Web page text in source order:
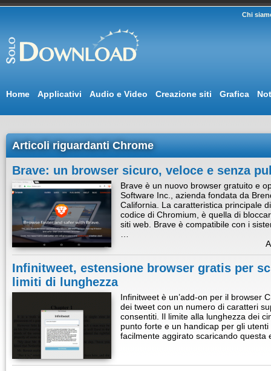
Chi
Home Applicativi Audio e Video Creazione siti Grafica
Articoli riguardanti Chrome
Brave: un browser sicuro, veloce e senza
Brave è un nuovo browser gratuito e
Software Inc., azienda fondata da
California. La caratteristica principale
codice di Chromium, è quella di
siti web. Brave è compatibile con i
Infinitweet, estensione browser gratis per
limiti di lunghezza
Infinitweet è un’add-on per il browser
dei tweet con un numero di caratteri
consentiti. Il limite alla lunghezza dei
punto forte e un handicap per gli utenti
facilmente aggirato scaricando